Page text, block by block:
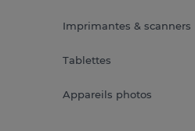
Imprimantes & scanners
Tablettes
Appareils photos